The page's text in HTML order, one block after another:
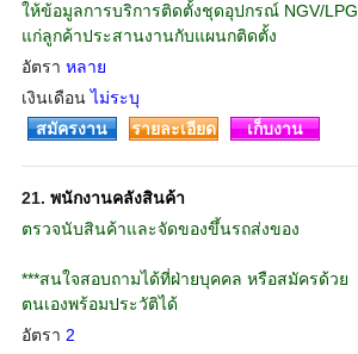
ให้ข้อมูลการบริการติดตั้งชุดอุปกรณ์ NGV/LPG
แก่ลูกค้าประสานงานกับแผนกติดตั้ง
อัตรา หลาย
เงินเดือนไม่ระบุ
สมัครงาน รายละเอียด เก็บงาน
21. พนักงานคลังสินค้า
ตรวจนับสินค้าและจัดของขึ้นรถส่งของ
***สนใจสอบถามได้ที่ฝ่ายบุคคล หรือสมัครด้วย
ตนเองพร้อมประวัติได้
อัตรา 2